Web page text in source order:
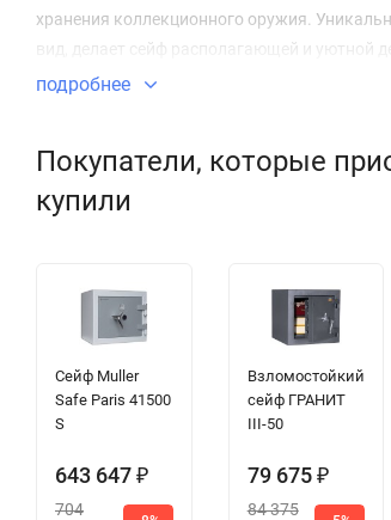
хранения коллекционного оружия.
вид, делает сейф располагающей и уютной
подробнее
Покупатели, которые
купили
Сейф Muller
Safe Paris 41500
S
643 647 ₽
704
Взломостойкий
сейф ГРАНИТ
III-50
79 675 ₽
84 375